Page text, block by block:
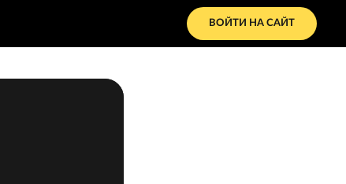
ВОЙТИ НА САЙТ